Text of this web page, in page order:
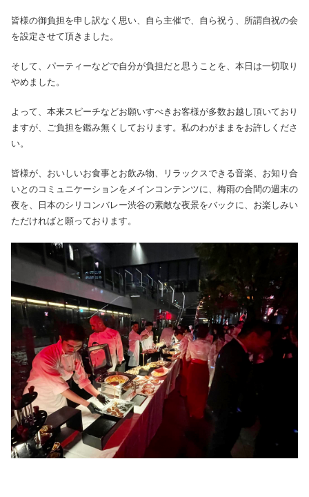
皆様の御負担を申し訳なく思い、自ら主催で、自ら祝う、所謂自祝の会
を設定させて頂きました。
そして、パーティーなどで自分が負担だと思うことを、本日は一切取り
やめました。
よって、本来スピーチなどお願いすべきお客様が多数お越し頂いており
ますが、ご負担を鑑み無くしております。私のわがままをお許しくださ
い。
皆様が、おいしいお食事とお飲み物、リラックスできる音楽、お知り合
いとのコミュニケーションをメインコンテンツに、梅雨の合間の週末の
夜を、日本のシリコンバレー渋谷の素敵な夜景をバックに、お楽しみい
ただければと願っております。